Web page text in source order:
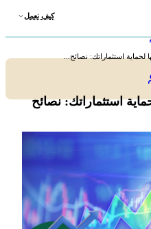
كيف نعمل
استثماراتك: نصائح